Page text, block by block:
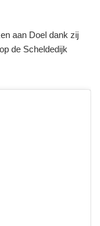
aan Doel dank zij
de Scheldedijk